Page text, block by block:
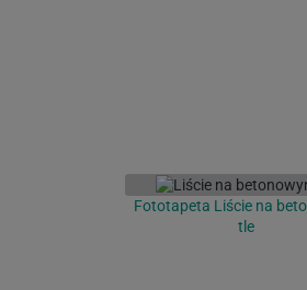
Fototapeta Liście na
tle